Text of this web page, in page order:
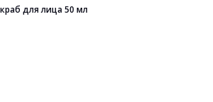
для лица 50 мл